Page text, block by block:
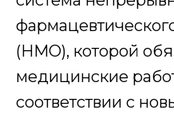
(НМО), которой
медицинские
соответствии с
Один шаг -
Количество
Образование